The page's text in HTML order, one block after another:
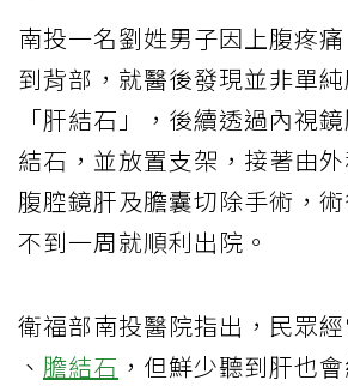
南投一名劉姓男子因上腹疼
到背部，就醫後發現並非單
「肝結石」，後續透過內視
結石，並放置支架，接著由
腹腔鏡肝及膽囊切除手術，術
不到一周就順利出院。
衛福部南投醫院指出，民眾
、 膽結石 ，但鮮少聽到肝也